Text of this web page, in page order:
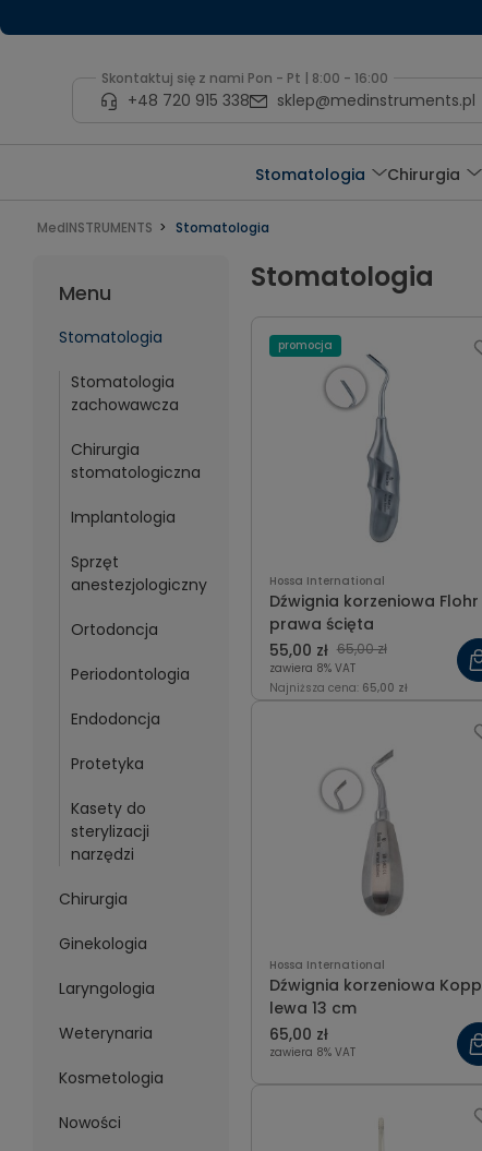
Skontaktuj się z nami Pon - Pt | 8:00 - 16:00
+48 720 915 338 sklep@medinstruments.pl
Stomatologia Chirurgia
MedINSTRUMENTS Stomatologia
Menu
Stomatologia
Stomatologia
zachowawcza
Chirurgia
stomatologiczna
Implantologia
Sprzęt
anestezjologiczny
Ortodoncja
Periodontologia
Endodoncja
Protetyka
Kasety do
sterylizacji
narzędzi
Chirurgia
Ginekologia
Laryngologia
Weterynaria
Kosmetologia
Nowości
Stomatologia
Hossa International
Dźwignia korzeniowa Flohr
prawa ścięta
55,00 zł 65,00 zł
zawiera 8% VAT
Najniższa cena: 65,00 zł
promocja
Hossa International
Dźwignia korzeniowa Kopp
lewa 13 cm
65,00 zł
zawiera 8% VAT